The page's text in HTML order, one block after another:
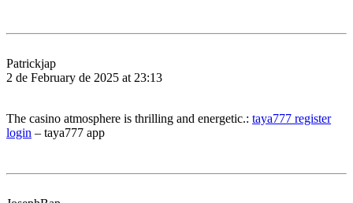
Patrickjap
2 de February de 2025 at 23:13
The casino atmosphere is thrilling and energetic.: taya777 register
login – taya777 app